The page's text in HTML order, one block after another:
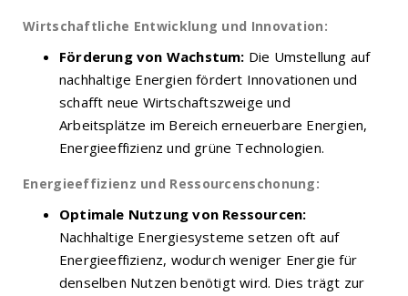
Wirtschaftliche Entwicklung und Innovation:
Förderung von Wachstum: Die Umstellung auf
nachhaltige Energien fördert Innovationen und
schafft neue Wirtschaftszweige und
Arbeitsplätze im Bereich erneuerbare Energien,
Energieeffizienz und grüne Technologien.
Energieeffizienz und Ressourcenschonung:
Optimale Nutzung von Ressourcen:
Nachhaltige Energiesysteme setzen oft auf
Energieeffizienz, wodurch weniger Energie für
denselben Nutzen benötigt wird. Dies trägt zur